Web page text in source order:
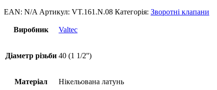
EAN: N/A Артикул: VT.161.N.08 Категорія: Зворотні клапани
Виробник Valtec
Діаметр різьби 40 (1 1/2'')
Матеріал Нікельована латунь